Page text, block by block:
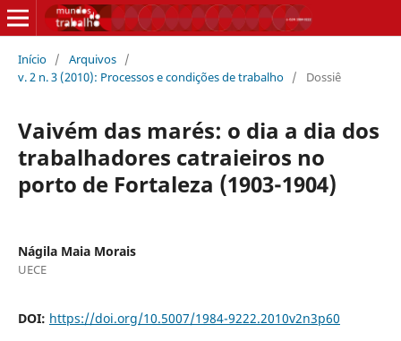
Início / Arquivos /
v. 2 n. 3 (2010): Processos e condições de trabalho / Dossiê
Vaivém das marés: o dia a dia dos
trabalhadores catraieiros no
porto de Fortaleza (1903-1904)
Nágila Maia Morais
UECE
DOI: https://doi.org/10.5007/1984-9222.2010v2n3p60